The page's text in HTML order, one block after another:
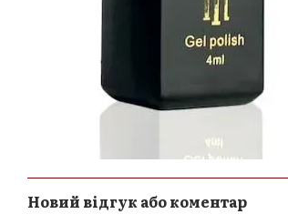
Новий відгук або коментар